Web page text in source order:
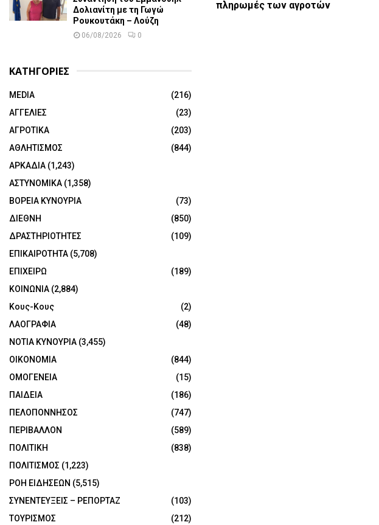
πληρωμές των αγροτών
Δολιανίτη με τη Γωγώ
Ρουκουτάκη – Λούζη
06/08/2026 0
ΚΑΤΗΓΟΡΙΕΣ
MEDIA
(216)
ΑΓΓΕΛΙΕΣ
(23)
ΑΓΡΟΤΙΚΑ
(203)
ΑΘΛΗΤΙΣΜΟΣ
(844)
ΑΡΚΑΔΙΑ (1,243)
ΑΣΤΥΝΟΜΙΚΑ (1,358)
ΒΟΡΕΙΑ ΚΥΝΟΥΡΙΑ
(73)
ΔΙΕΘΝΗ
(850)
ΔΡΑΣΤΗΡΙΟΤΗΤΕΣ
(109)
ΕΠΙΚΑΙΡΟΤΗΤΑ (5,708)
ΕΠΙΧΕΙΡΩ
(189)
ΚΟΙΝΩΝΙΑ (2,884)
Κους-Κους
(2)
ΛΑΟΓΡΑΦΙΑ
(48)
ΝΟΤΙΑ ΚΥΝΟΥΡΙΑ (3,455)
ΟΙΚΟΝΟΜΙΑ
(844)
ΟΜΟΓΕΝΕΙΑ
(15)
ΠΑΙΔΕΙΑ
(186)
ΠΕΛΟΠΟΝΝΗΣΟΣ
(747)
ΠΕΡΙΒΑΛΛΟΝ
(589)
ΠΟΛΙΤΙΚΗ
(838)
ΠΟΛΙΤΙΣΜΟΣ (1,223)
ΡΟΗ ΕΙΔΗΣΕΩΝ (5,515)
ΣΥΝΕΝΤΕΥΞΕΙΣ – ΡΕΠΟΡΤΑΖ
(103)
ΤΟΥΡΙΣΜΟΣ
(212)